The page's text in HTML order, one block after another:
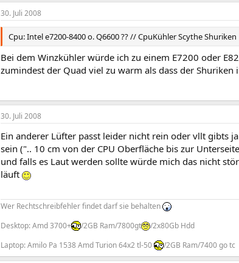
30. Juli 2008
Cpu: Intel e7200-8400 o. Q6600 ?? // CpuKühler Scythe Shuriken
Bei dem Winzkühler würde ich zu einem E7200 oder
zumindest der Quad viel zu warm als dass der
30. Juli 2008
Ein anderer Lüfter passt leider nicht rein oder vllt gibts
sein (".. 10 cm von der CPU Oberfläche bis zur
und falls es Laut werden sollte würde mich das nicht
läuft
Wer Rechtschreibfehler findet darf sie behalten
Desktop: Amd 3700+
/2GB Ram/7800gt
/2x80Gb Hdd
Laptop: Amilo Pa 1538 Amd Turion 64x2 tl-50
/2GB Ram/7400 go tc